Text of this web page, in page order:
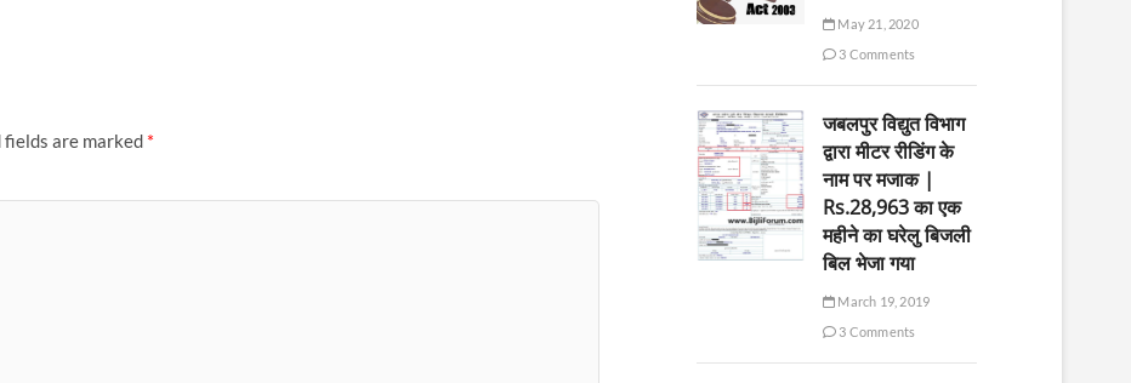
fields are marked *
May 21, 2020
3 Comments
जबलपुर विद्युत विभाग
द्वारा मीटर रीडिंग के
नाम पर मजाक |
Rs.28,963 का एक
महीने का घरेलु बिजली
बिल भेजा गया
March 19, 2019
3 Comments